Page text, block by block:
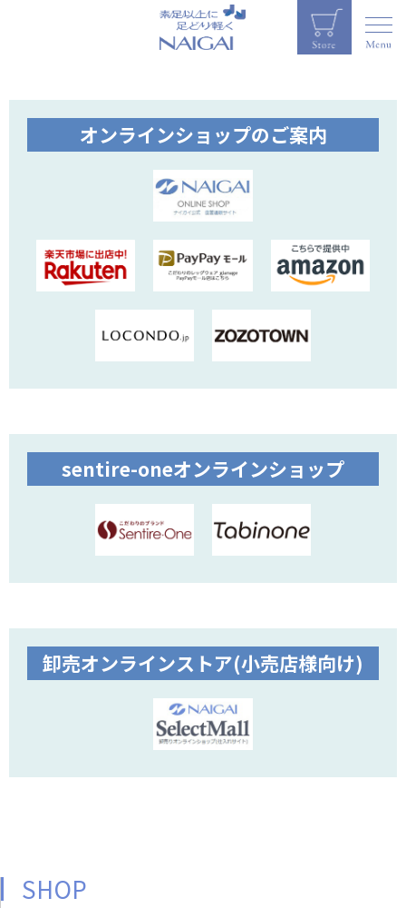
オンラインショップのご案内
sentire-oneオンラインショップ
卸売オンラインストア(小売店様向け)
SHOP